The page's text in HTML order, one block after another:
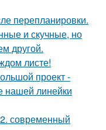
перепланировки.
и скучные, но
другой.
листе!
проект -
нашей линейки
современный